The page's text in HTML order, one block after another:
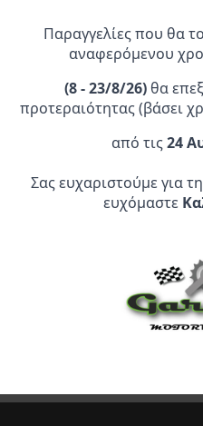
Επίσημος
Παραγγελίες που θα
αναφερόμενου
(8 - 23/8/26)θα
προτεραιότητας (βάσει
από τις24
Σας ευχαριστούμε για
ευχόμαστε